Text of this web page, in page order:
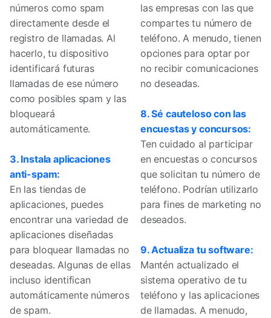
números como spam
directamente desde el
registro de llamadas. Al
hacerlo, tu dispositivo
identificará futuras
llamadas de ese número
como posibles spam y las
bloqueará
automáticamente.
3. Instala aplicaciones
anti-spam:
En las tiendas de
aplicaciones, puedes
encontrar una variedad de
aplicaciones diseñadas
para bloquear llamadas no
deseadas. Algunas de ellas
incluso identifican
automáticamente números
de spam.
las empresas con las que
compartes tu número de
teléfono. A menudo, tienen
opciones para optar por
no recibir comunicaciones
no deseadas.
8. Sé cauteloso con las
encuestas y concursos:
Ten cuidado al participar
en encuestas o concursos
que solicitan tu número de
teléfono. Podrían utilizarlo
para fines de marketing no
deseados.
9. Actualiza tu software:
Mantén actualizado el
sistema operativo de tu
teléfono y las aplicaciones
de llamadas. A menudo,